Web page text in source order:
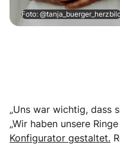
Foto:
„Uns war wichtig, dass
„Wir haben unsere Ringe
Konfigurator gestaltet.